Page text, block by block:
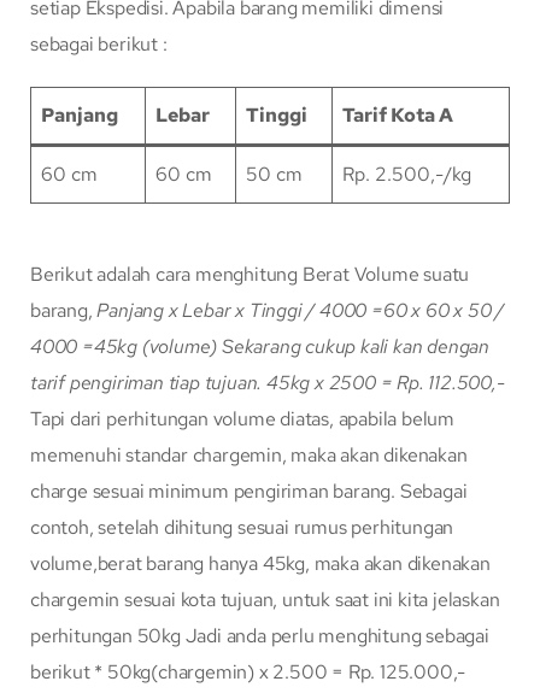
setiap Ekspedisi. Apabila barang memiliki dimensi
sebagai berikut :
Panjang Lebar Tinggi Tarif Kota A
60 cm 60 cm 50 cm Rp. 2.500,-/kg
Berikut adalah cara menghitung Berat Volume suatu
barang,Panjang x Lebar x Tinggi / 4000 =60 x 60 x 50 /
4000 =45kg (volume)Sekarang cukup kali kan dengan
tarif pengiriman tiap tujuan. 45kg x 2500 = Rp. 112.500,-
Tapi dari perhitungan volume diatas, apabila belum
memenuhi standar chargemin, maka akan dikenakan
charge sesuai minimum pengiriman barang. Sebagai
contoh, setelah dihitung sesuai rumus perhitungan
volume,berat barang hanya 45kg, maka akan dikenakan
chargemin sesuai kota tujuan, untuk saat ini kita jelaskan
perhitungan 50kg Jadi anda perlu menghitung sebagai
berikut * 50kg(chargemin) x 2.500 = Rp. 125.000,-